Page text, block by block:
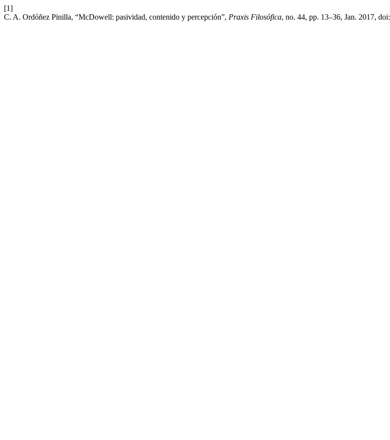
[1]
C. A. Ordóñez Pinilla, “McDowell: pasividad, contenido y percepción”, Praxis Filosófica, no. 44, pp. 13–36, Jan. 2017, doi: